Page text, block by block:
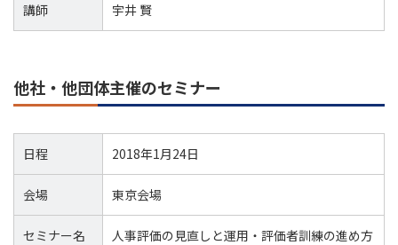
講師 宇井 賢
他社・他団体主催のセミナー
日程 2018年1月24日
会場 東京会場
セミナー名
人事評価の見直しと運用・評価者訓練の進め方